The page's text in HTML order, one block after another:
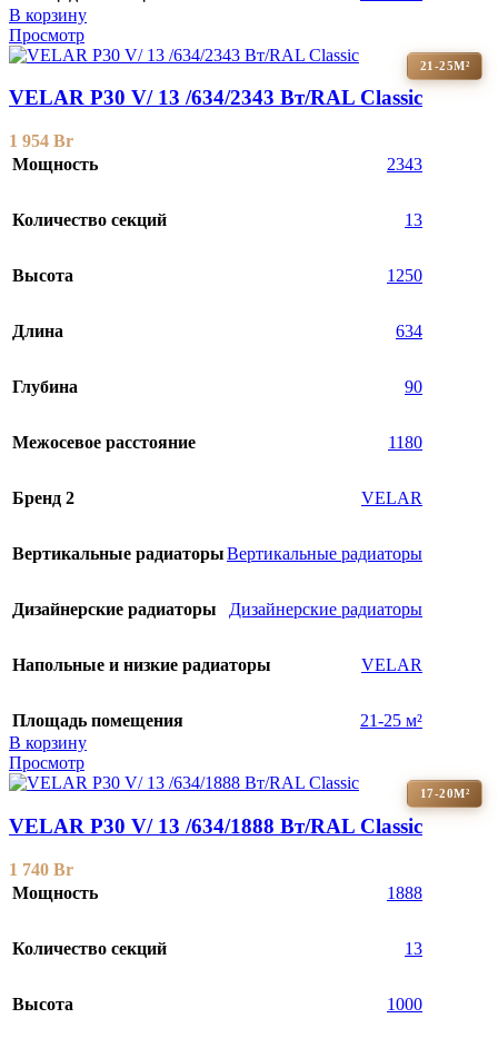
В корзину
Просмотр
21-25М²
VELAR P30 V/ 13 /634/2343 Вт/RAL Classic
1 954 Br
Мощность
2343
Количество секций 13
Высота 1250
Длина 634
Глубина 90
Межосевое расстояние 1180
Бренд 2 VELAR
Вертикальные радиаторыВертикальные радиаторы
Дизайнерские радиаторы Дизайнерские радиаторы
Напольные и низкие радиаторы VELAR
Площадь помещения
21-25 м²
В корзину
Просмотр
17-20М²
VELAR P30 V/ 13 /634/1888 Вт/RAL Classic
1 740 Br
Мощность
1888
Количество секций 13
Высота 1000